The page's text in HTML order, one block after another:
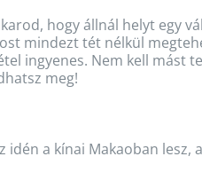
hogy állnál helyt egy
mindezt tét nélkül
ingyenes. Nem kell mást
meg!
a kínai Makaoban